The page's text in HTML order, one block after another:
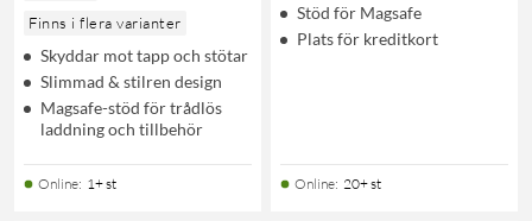
Finns i flera varianter
Skyddar mot tapp och stötar
Slimmad & stilren design
Magsafe-stöd för trådlös
laddning och tillbehör
Online: 1+ st
Stöd för Magsafe
Plats för kreditkort
Online: 20+ st